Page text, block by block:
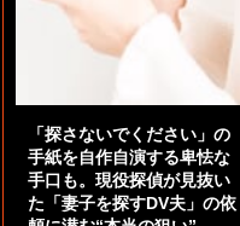
「探さないでください」の
手紙を自作自演する卑怯な
手口も。現役探偵が見抜い
た「妻子を探すDV夫」の依